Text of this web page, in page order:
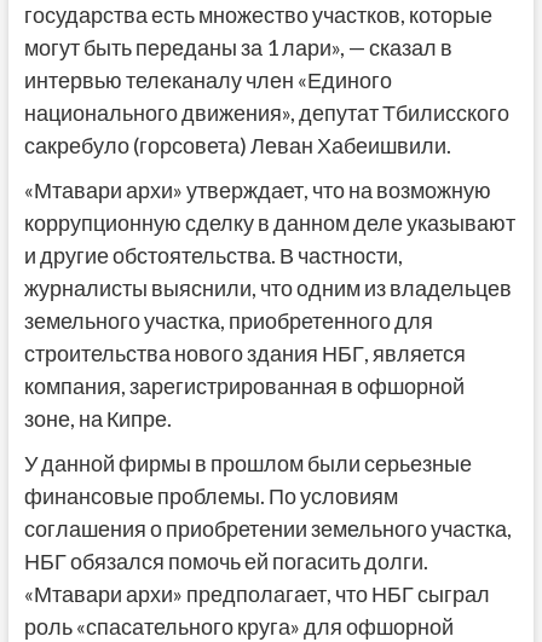
государства есть множество участков, которые
могут быть переданы за 1 лари», — сказал в
интервью телеканалу член «Единого
национального движения», депутат Тбилисского
сакребуло (горсовета) Леван Хабеишвили.
«Мтавари архи» утверждает, что на возможную
коррупционную сделку в данном деле указывают
и другие обстоятельства. В частности,
журналисты выяснили, что одним из владельцев
земельного участка, приобретенного для
строительства нового здания НБГ, является
компания, зарегистрированная в офшорной
зоне, на Кипре.
У данной фирмы в прошлом были серьезные
финансовые проблемы. По условиям
соглашения о приобретении земельного участка,
НБГ обязался помочь ей погасить долги.
«Мтавари архи» предполагает, что НБГ сыграл
роль «спасательного круга» для офшорной